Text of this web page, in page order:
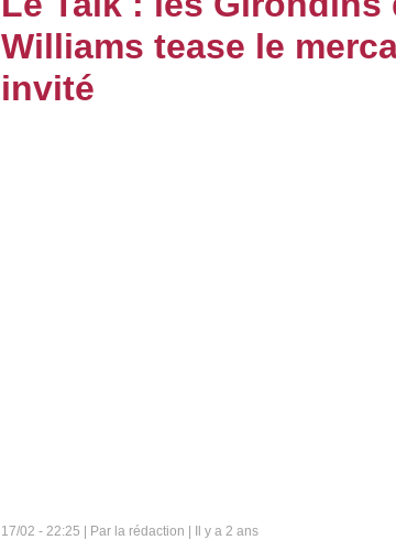
Williams tease le
invité
17/02 - 22:25 | Par la rédaction | Il y a 2 ans